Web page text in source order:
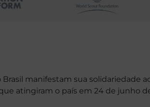
Brasil manifestam sua solidariedade
atingiram o país em 24 de junho